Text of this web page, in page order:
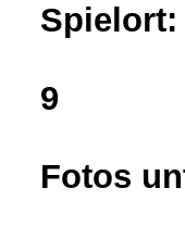
Spielort:
9
Fotos